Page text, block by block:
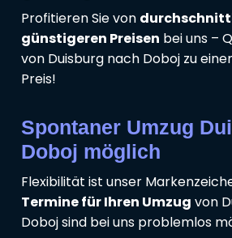
Profitieren Sie von
günstigeren Preisen bei uns –
von Duisburg nach Doboj zu
Preis!
Spontaner Umzug
Doboj möglich
Flexibilität ist unser
Termine für Ihren Umzug von
Doboj sind bei uns problemlos